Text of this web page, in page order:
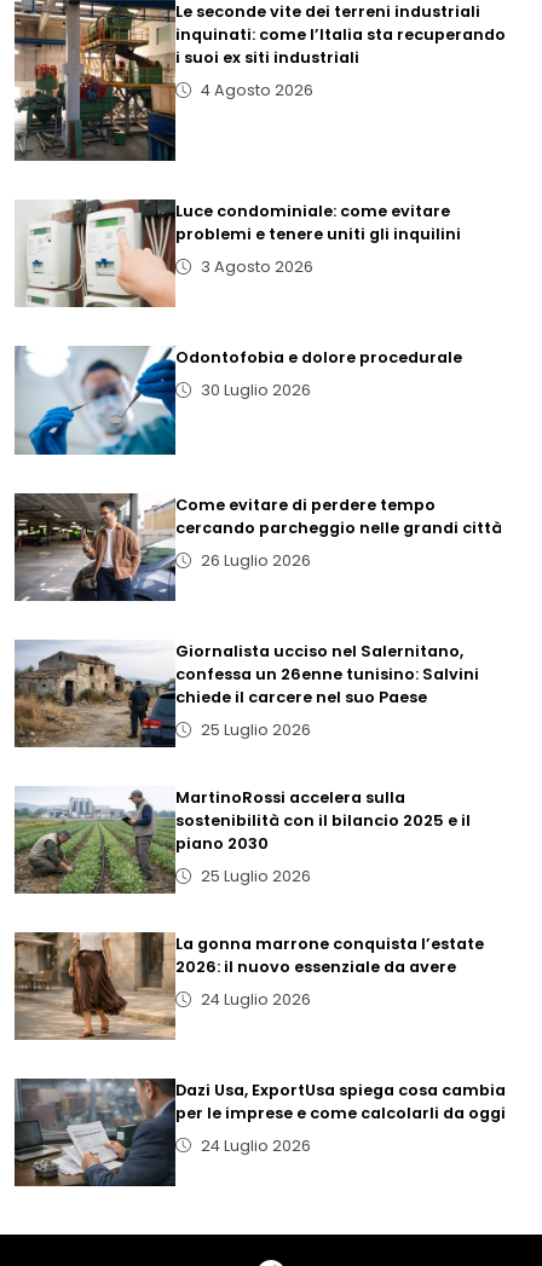
Le seconde vite dei terreni industriali
inquinati: come l’Italia sta recuperando
i suoi ex siti industriali
4 Agosto 2026
Luce condominiale: come evitare
problemi e tenere uniti gli inquilini
3 Agosto 2026
Odontofobia e dolore procedurale
30 Luglio 2026
Come evitare di perdere tempo
cercando parcheggio nelle grandi città
26 Luglio 2026
Giornalista ucciso nel Salernitano,
confessa un 26enne tunisino: Salvini
chiede il carcere nel suo Paese
25 Luglio 2026
MartinoRossi accelera sulla
sostenibilità con il bilancio 2025 e il
piano 2030
25 Luglio 2026
La gonna marrone conquista l’estate
2026: il nuovo essenziale da avere
24 Luglio 2026
Dazi Usa, ExportUsa spiega cosa cambia
per le imprese e come calcolarli da oggi
24 Luglio 2026